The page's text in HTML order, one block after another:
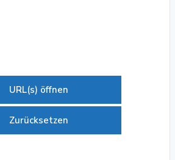
URL(s) öffnen
Zurücksetzen